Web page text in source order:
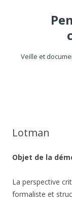
Veille et
Lotman
Objet de la
La perspective
formaliste et